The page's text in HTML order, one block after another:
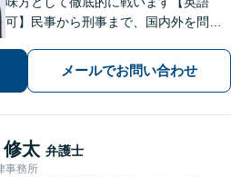
可】民事から刑事まで、国内外を問わ
タル証拠・資産対応】ソーシャルワー
カー兼司法書士と連携【法テラス・WE
メールでお問い合わせ
太 弁護士
事務所